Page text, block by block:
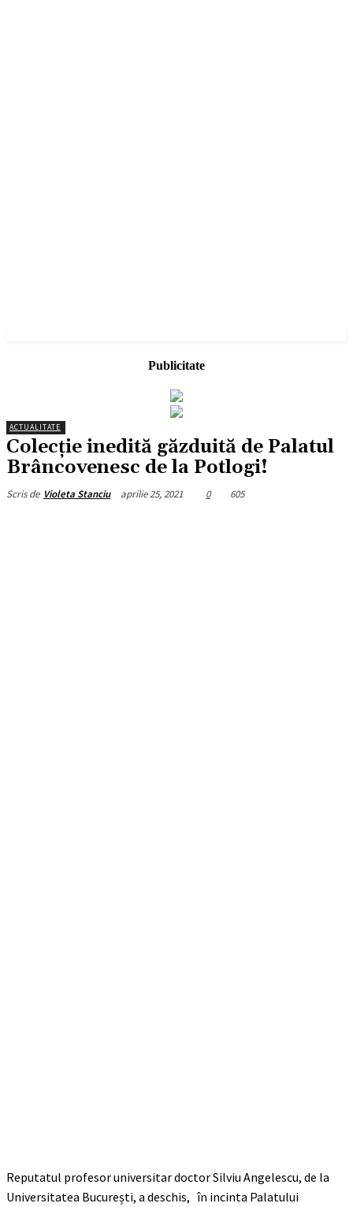
Publicitate
ACTUALITATE
Colecție inedită găzduită de Palatul
Brâncovenesc de la Potlogi!
Scris de Violeta Stanciu aprilie 25, 2021 0 605
Reputatul profesor universitar doctor Silviu Angelescu, de la
Universitatea București, a deschis, în incinta Palatului